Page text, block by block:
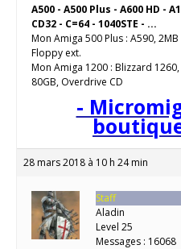
A500 - A500 Plus - A600 HD -
CD32 - C=64 - 1040STE - ...
Mon Amiga 500 Plus : A590,
Floppy ext.
Mon Amiga 1200 : Blizzard
80GB, Overdrive CD
-
28 mars 2018 à 10 h 24 min
Staff
Aladin
Level 25
Messages : 16068